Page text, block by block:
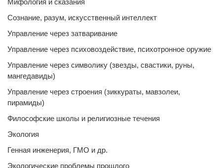
Мифология и сказания
Сознание, разум, искусственный интеллект
Управление через затваривание
Управление через психовоздействие, психотронное оружие
Управление через символику (звезды, свастики, руны,
мангедавиды)
Управление через строения (зиккураты, мавзолеи,
пирамиды)
Философские школы и религиозные течения
Экология
Генная инженерия, ГМО и др.
Экологические проблемы прошлого